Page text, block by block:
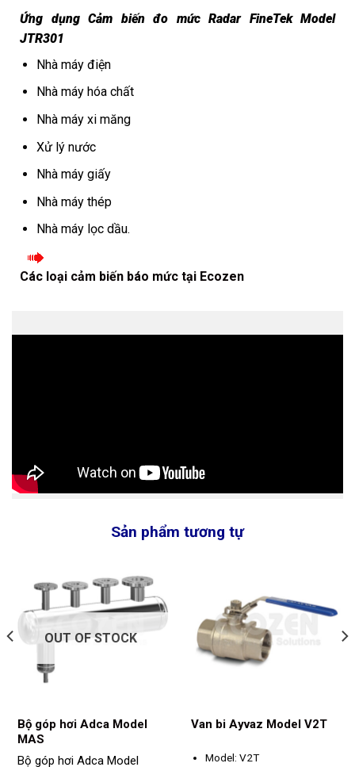
Ứng dụng Cảm biến đo mức Radar FineTek Model
JTR301
Nhà máy điện
Nhà máy hóa chất
Nhà máy xi măng
Xử lý nước
Nhà máy giấy
Nhà máy thép
Nhà máy lọc dầu.
Các loại cảm biến báo mức tại Ecozen
Sản phẩm tương tự
OUT OF STOCK
Bộ góp hơi Adca Model
MAS
Bộ góp hơi Adca Model
Van bi Ayvaz Model V2T
Model: V2T